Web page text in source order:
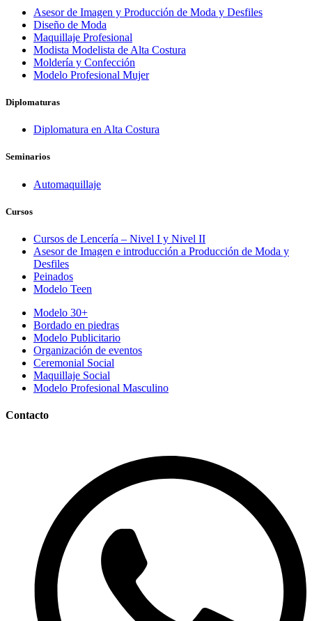
Asesor de Imagen y Producción de Moda y Desfiles
Diseño de Moda
Maquillaje Profesional
Modista Modelista de Alta Costura
Moldería y Confección
Modelo Profesional Mujer
Diplomaturas
Diplomatura en Alta Costura
Seminarios
Automaquillaje
Cursos
Cursos de Lencería – Nivel I y Nivel II
Asesor de Imagen e introducción a Producción de Moda y
Desfiles
Peinados
Modelo Teen
Modelo 30+
Bordado en piedras
Modelo Publicitario
Organización de eventos
Ceremonial Social
Maquillaje Social
Modelo Profesional Masculino
Contacto